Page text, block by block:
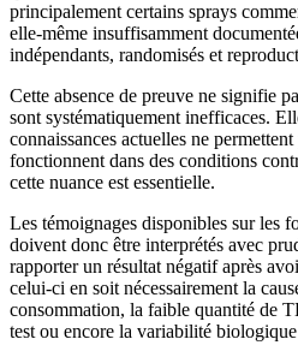
principalement certains sprays
elle-même insuffisamment
indépendants, randomisés et
Cette absence de preuve ne signifie
sont systématiquement inefficaces.
connaissances actuelles ne
fonctionnent dans des conditions
cette nuance est essentielle.
Les témoignages disponibles sur les
doivent donc être interprétés avec
rapporter un résultat négatif après
celui-ci en soit nécessairement la
consommation, la faible quantité de
test ou encore la variabilité